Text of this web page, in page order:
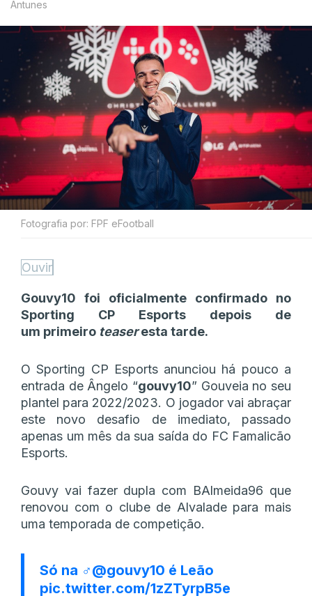
Antunes
Fotografia por: FPF eFootball
Ouvir
Gouvy10 foi oficialmente confirmado no
Sporting CP Esports depois de
um primeiro teaseresta tarde.
O Sporting CP Esports anunciou há pouco a
entrada de Ângelo “gouvy10” Gouveia no seu
plantel para 2022/2023. O jogador vai abraçar
este novo desafio de imediato, passado
apenas um mês da sua saída do FC Famalicão
Esports.
Gouvy vai fazer dupla com BAlmeida96 que
renovou com o clube de Alvalade para mais
uma temporada de competição.
Só na ‍♂️@gouvy10 é Leão
pic.twitter.com/1zZTyrpB5e